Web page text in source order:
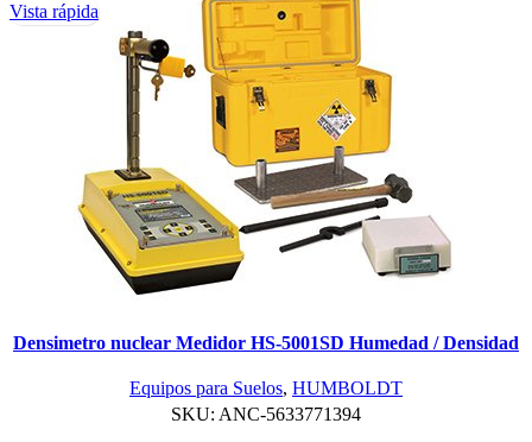
Vista rápida
Densimetro nuclear Medidor HS-5001SD Humedad / Densidad
Equipos para Suelos, HUMBOLDT
SKU: ANC-5633771394